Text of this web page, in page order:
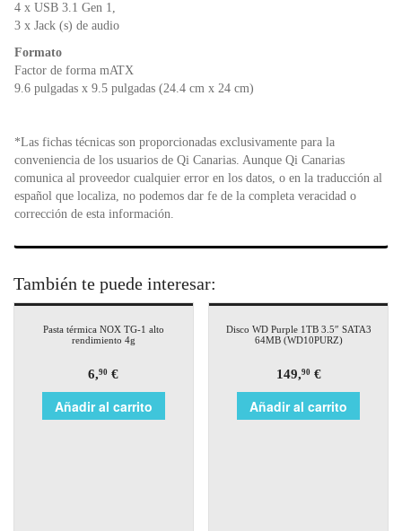
4 x USB 3.1 Gen 1,
3 x Jack (s) de audio
Formato
Factor de forma mATX
9.6 pulgadas x 9.5 pulgadas (24.4 cm x 24 cm)
*Las fichas técnicas son proporcionadas exclusivamente para la
conveniencia de los usuarios de Qi Canarias. Aunque Qi Canarias
comunica al proveedor cualquier error en los datos, o en la traducción al
español que localiza, no podemos dar fe de la completa veracidad o
corrección de esta información.
También te puede interesar:
Pasta térmica NOX TG-1 alto
rendimiento 4g
6,90 €
Añadir al carrito
Disco WD Purple 1TB 3.5″ SATA3
64MB (WD10PURZ)
149,90€
Añadir al carrito